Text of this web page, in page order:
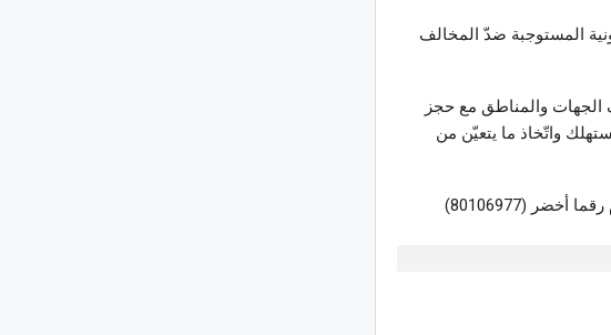
المستوجبة ضدّ المخالف
الجهات والمناطق مع حجز
واتّخاذ ما يتعيّن من
وتضع الهيئة الوطنية للسلامة الصحية للمنتجات الغذائية على ذمة العموم رقما أخضر (80106977)